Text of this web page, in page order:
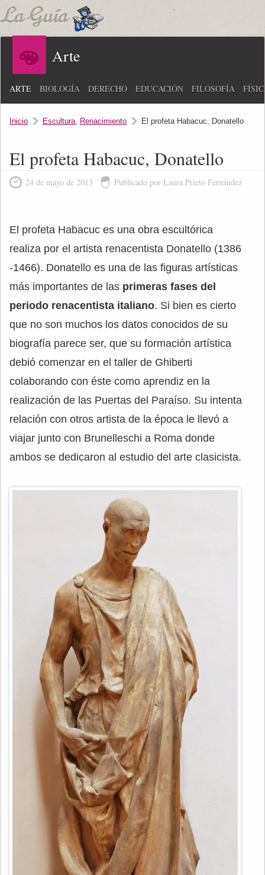
Arte
ARTE BIOLOGÍA DERECHO EDUCACIÓN FILOSOFÍA
Inicio Escultura, Renacimiento El profeta Habacuc, Donatello
El profeta Habacuc, Donatello
24 de mayo de 2013 Publicado por Laura Prieto Fernández
El profeta Habacuc es una obra escultórica
realiza por el artista renacentista Donatello (1386
-1466). Donatello es una de las figuras artísticas
más importantes de las primeras fases del
periodo renacentista italiano. Si bien es cierto
que no son muchos los datos conocidos de su
biografía parece ser, que su formación artística
debió comenzar en el taller de Ghiberti
colaborando con éste como aprendiz en la
realización de las Puertas del Paraíso. Su intenta
relación con otros artista de la época le llevó a
viajar junto con Brunelleschi a Roma donde
ambos se dedicaron al estudio del arte clasicista.